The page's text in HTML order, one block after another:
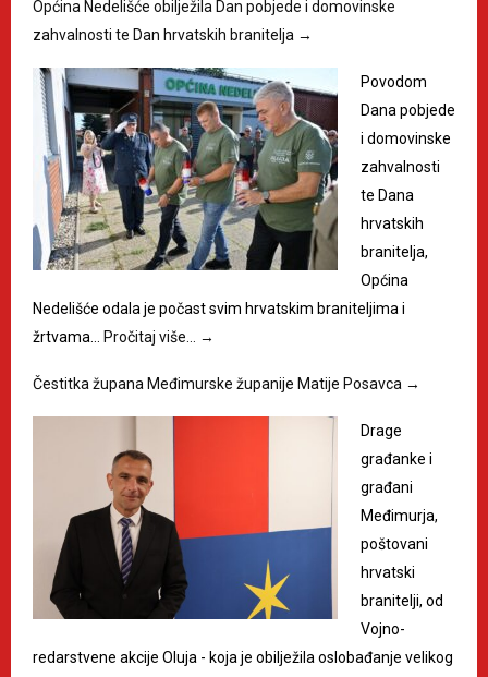
Općina Nedelišće obilježila Dan pobjede i domovinske
zahvalnosti te Dan hrvatskih branitelja →
Povodom
Dana pobjede
i domovinske
zahvalnosti
te Dana
hrvatskih
branitelja,
Općina
Nedelišće odala je počast svim hrvatskim braniteljima i
žrtvama…
Pročitaj više… →
Čestitka župana Međimurske županije Matije Posavca →
Drage
građanke i
građani
Međimurja,
poštovani
hrvatski
branitelji, od
Vojno-
redarstvene akcije Oluja - koja je obilježila oslobađanje velikog